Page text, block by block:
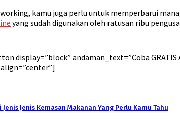
kamu juga perlu untuk memperbarui
yang sudah digunakan oleh ratusan ribu
display=”block” andaman_text=”Coba
Jenis Kemasan Makanan Yang Perlu Kamu Tahu